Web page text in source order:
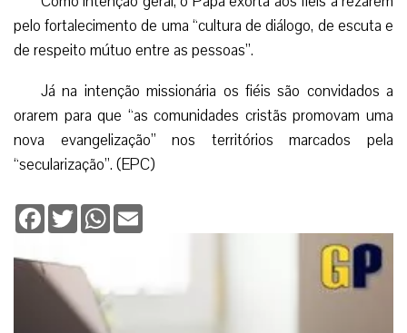
pelo fortalecimento de uma “cultura de diálogo, de escuta e
de respeito mútuo entre as pessoas”.
Já na intenção missionária os fiéis são convidados a
orarem para que “as comunidades cristãs promovam uma
nova evangelização” nos territórios marcados pela
“secularização”. (EPC)
Facebook
TwitterWhatsApp